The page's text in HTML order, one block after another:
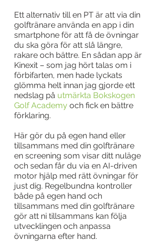
Ett alternativ till en PT är att via din
golftränare använda en app i din
smartphone för att få de övningar
du ska göra för att slå längre,
rakare och bättre. En sådan app är
Kinexit – som jag hört talas om i
förbifarten, men hade lyckats
glömma helt innan jag gjorde ett
nedslag på utmärkta Bokskogen
Golf Academy och fick en bättre
förklaring.
Här gör du på egen hand eller
tillsammans med din golftränare
en screening som visar ditt nuläge
och sedan får du via en AI-driven
motor hjälp med rätt övningar för
just dig. Regelbundna kontroller
både på egen hand och
tillsammans med din golftränare
gör att ni tillsammans kan följa
utvecklingen och anpassa
övningarna efter hand.